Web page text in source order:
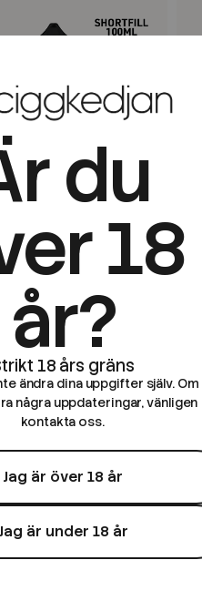
Fizzy Cola |
| 100ml Shortfill
|
du
18
år?
ändra dina uppgifter själv. Om
några uppdateringar, vänligen
kontakta oss.
Jag är över 18 år
Jag är under 18 år